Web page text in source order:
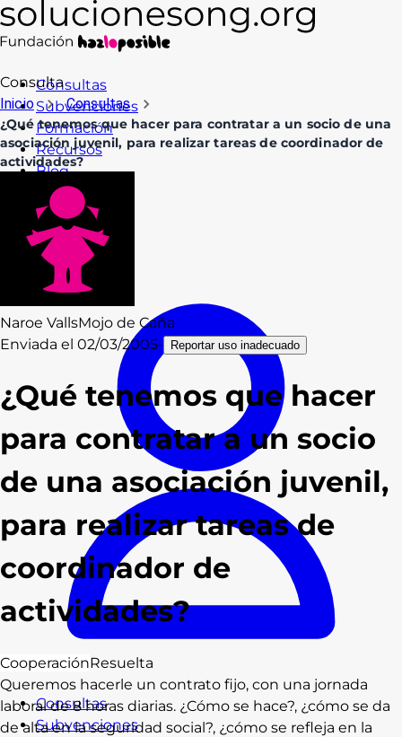
Consultas
Subvenciones
Formación
Recursos
Blog
Contacto
Acceso
Consultas
Subvenciones
Consulta
Inicio
Consultas
¿Qué tenemos que hacer para contratar a un socio de una
asociación juvenil, para realizar tareas de coordinador de
actividades?
Naroe VallsMojo de Caña
Enviada el 02/03/2005- Reportar uso inadecuado
¿Qué tenemos que hacer
para contratar a un socio
de una asociación juvenil,
para realizar tareas de
coordinador de
actividades?
CooperaciónResuelta
Queremos hacerle un contrato fijo, con una jornada
laboral de 8 horas diarias. ¿Cómo se hace?, ¿cómo se da
de alta en la seguridad social?, ¿cómo se refleja en la